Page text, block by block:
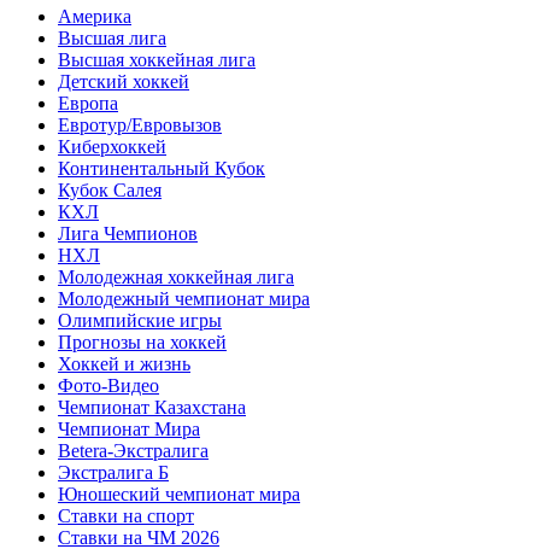
Америка
Высшая лига
Высшая хоккейная лига
Детский хоккей
Европа
Евротур/Евровызов
Киберхоккей
Континентальный Кубок
Кубок Салея
КХЛ
Лига Чемпионов
НХЛ
Молодежная хоккейная лига
Молодежный чемпионат мира
Олимпийские игры
Прогнозы на хоккей
Хоккей и жизнь
Фото-Видео
Чемпионат Казахстана
Чемпионат Мира
Betera-Экстралига
Экстралига Б
Юношеский чемпионат мира
Ставки на спорт
Ставки на ЧМ 2026